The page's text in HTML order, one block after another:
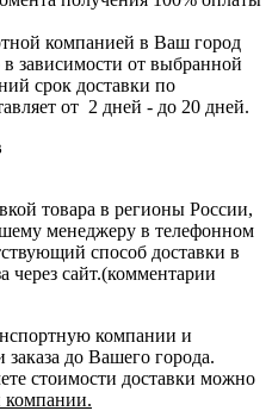
компанией в Ваш город
зависимости от выбранной
срок доставки по
от 2 дней - до 20 дней.
товара в регионы России,
менеджеру в телефонном
способ доставки в
через сайт.(комментарии
компании и
заказа до Вашего города.
стоимости доставки можно
компании.